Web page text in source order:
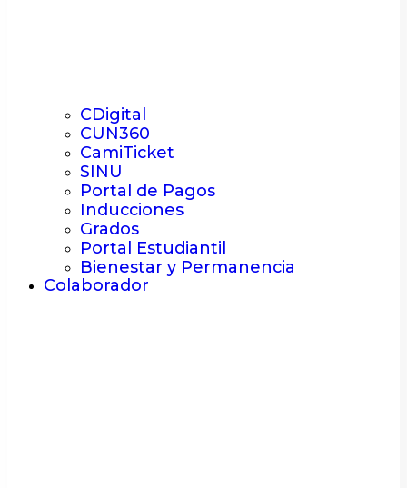
CDigital
CUN360
CamiTicket
SINU
Portal de Pagos
Inducciones
Grados
Portal Estudiantil
Bienestar y Permanencia
Colaborador